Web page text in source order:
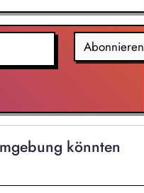
Abonnieren
könnten